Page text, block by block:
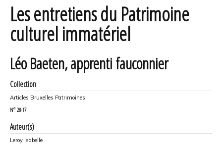
Les entretiens du Patrimoine
culturel immatériel
Léo Baeten, apprenti fauconnier
Collection
Articles Bruxelles Patrimoines
N° 28-17
Auteur(s)
Leroy Isabelle